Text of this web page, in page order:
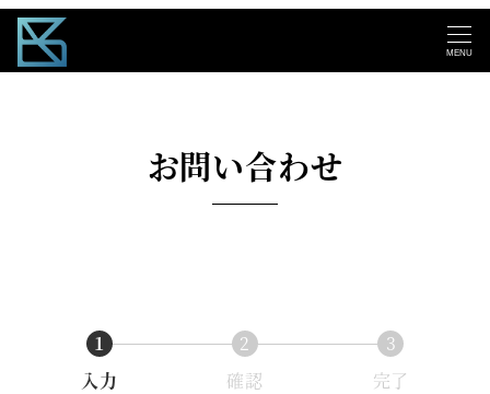
MENU
お問い合わせ
1
入力
2
確認
3
完了